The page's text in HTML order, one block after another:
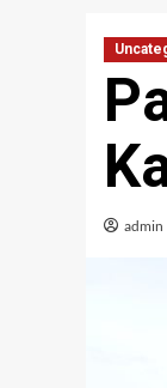
admin